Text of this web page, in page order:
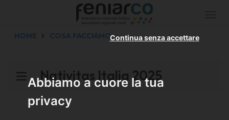
Abbiamo a cuore la tua
privacy
Continua senza accettare
HOME COSA FACCIAMO
Nativitas Italia 2025